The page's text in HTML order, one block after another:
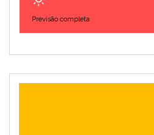
Previsão completa